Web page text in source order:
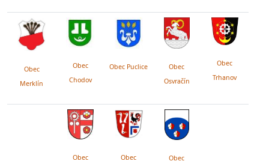
Obec
Merklín
Obec
Chodov
Obec Puclice
Obec
Osvračín
Obec
Trhanov
Obec
Obec
Obec